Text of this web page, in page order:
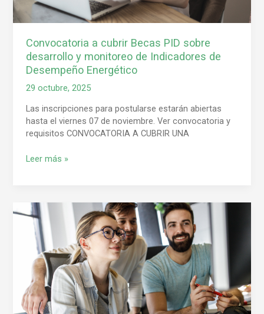
Convocatoria a cubrir Becas PID sobre
desarrollo y monitoreo de Indicadores de
Desempeño Energético
29 octubre, 2025
Las inscripciones para postularse estarán abiertas
hasta el viernes 07 de noviembre. Ver convocatoria y
requisitos CONVOCATORIA A CUBRIR UNA
de
Desempeño
Leer más »
La
Facultad
de
Ingeniería
lanza
Trayecto
Articulado
de